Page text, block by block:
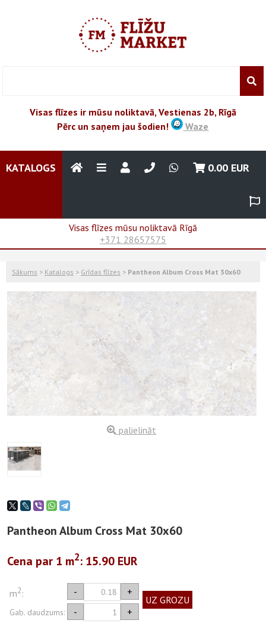
Visas flīzes ir mūsu noliktavā, Vestienas 2b, Rīgā
Pērc un saņem jau šodien!
Waze
KATALOGS 0.00 EUR
Visas flīzes mūsu noliktavā Rīgā
+371 28657575
Sākums > Katalogs > Grīdas flīzes > Pantheon Album Cross Mat 30x60
palielināt
Pantheon Album Cross Mat 30x60
Cena par 1 m2: 15.90 EUR
m2: - +
Gab. daudzums: - +
UZ GROZU